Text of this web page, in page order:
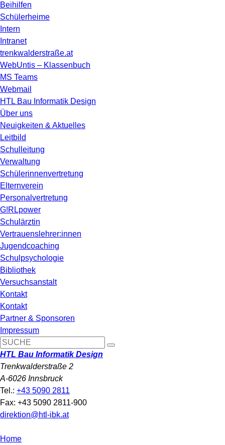
Beihilfen
Schülerheime
Intern
Intranet
trenkwalderstraße.at
WebUntis – Klassenbuch
MS Teams
Webmail
HTL Bau Informatik Design
Über uns
Neuigkeiten & Aktuelles
Leitbild
Schulleitung
Verwaltung
Schülerinnenvertretung
Elternverein
Personalvertretung
G!RLpower
Schulärztin
Vertrauenslehrer:innen
Jugendcoaching
Schulpsychologie
Bibliothek
Versuchsanstalt
Kontakt
Kontakt
Partner & Sponsoren
Impressum
HTL Bau Informatik Design
Trenkwalderstraße 2
A-6026 Innsbruck
Tel.: +43 5090 2811
Fax: +43 5090 2811-900
direktion@htl-ibk.at
Home